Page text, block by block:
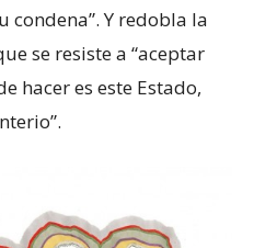
condena”. Y redobla la
se resiste a “aceptar
hacer es este Estado,